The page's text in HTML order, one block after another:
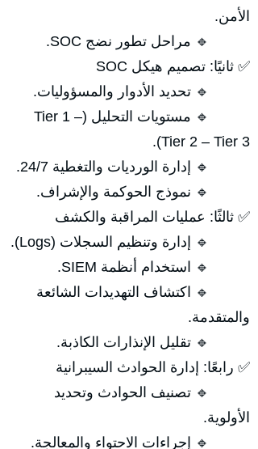
الأمن.
🔹 مراحل تطور نضج SOC.
✅ ثانيًا: تصميم هيكل SOC
🔹 تحديد الأدوار والمسؤوليات.
🔹 مستويات التحليل (Tier 1 –
Tier 2 – Tier 3).
🔹 إدارة الورديات والتغطية 24/7.
🔹 نموذج الحوكمة والإشراف.
✅ ثالثًا: عمليات المراقبة والكشف
🔹 إدارة وتنظيم السجلات (Logs).
🔹 استخدام أنظمة SIEM.
🔹 اكتشاف التهديدات الشائعة
والمتقدمة.
🔹 تقليل الإنذارات الكاذبة.
✅ رابعًا: إدارة الحوادث السيبرانية
🔹 تصنيف الحوادث وتحديد
الأولوية.
🔹 إجراءات الاحتواء والمعالجة.